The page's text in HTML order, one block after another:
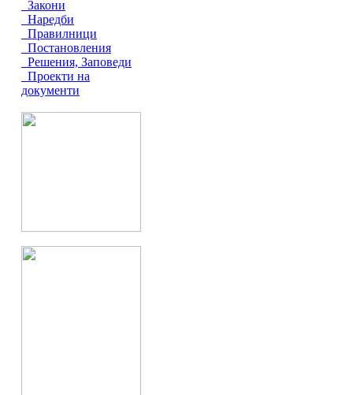
Закони
Наредби
Правилници
Постановления
Решения, Заповеди
Проекти на
документи